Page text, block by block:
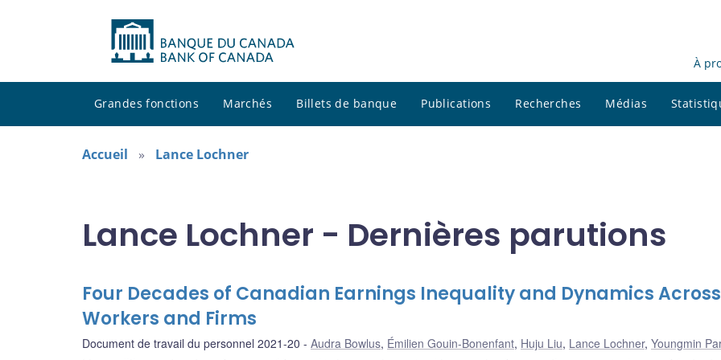
À
Grandes fonctions Marchés Billets de banque Publications Recherches Médias
Accueil Lance Lochner
Lance Lochner - Dernières parutions
Four Decades of Canadian Earnings Inequality and Dynamics Across
Workers and Firms
Document de travail du personnel 2021-20 Audra Bowlus, Émilien Gouin-Bonenfant, Huju Liu, Lance Lochner, Youngmin